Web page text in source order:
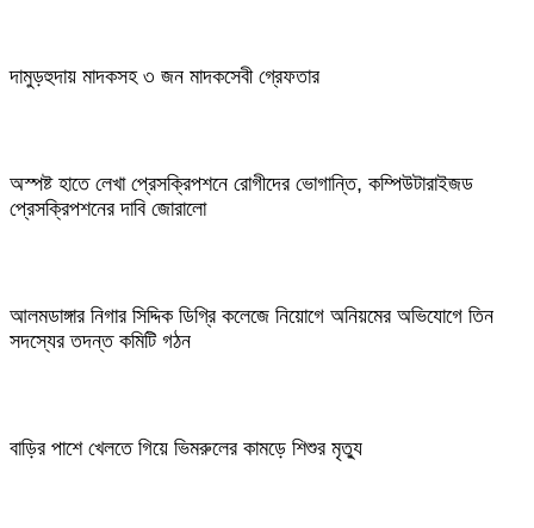
দামুড়হুদায় মাদকসহ ৩ জন মাদকসেবী গ্রেফতার
অস্পষ্ট হাতে লেখা প্রেসক্রিপশনে রোগীদের ভোগান্তি, কম্পিউটারাইজড
প্রেসক্রিপশনের দাবি জোরালো
আলমডাঙ্গার নিগার সিদ্দিক ডিগ্রি কলেজে নিয়োগে অনিয়মের অভিযোগে তিন
সদস্যের তদন্ত কমিটি গঠন
বাড়ির পাশে খেলতে গিয়ে ভিমরুলের কামড়ে শিশুর মৃত্যু